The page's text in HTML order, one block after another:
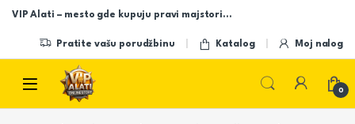
Skip to navigation
Skip to content
VIP Alati – mesto gde kupuju pravi majstori…
Pratite vašu porudžbinu Katalog Moj nalog
Open
0